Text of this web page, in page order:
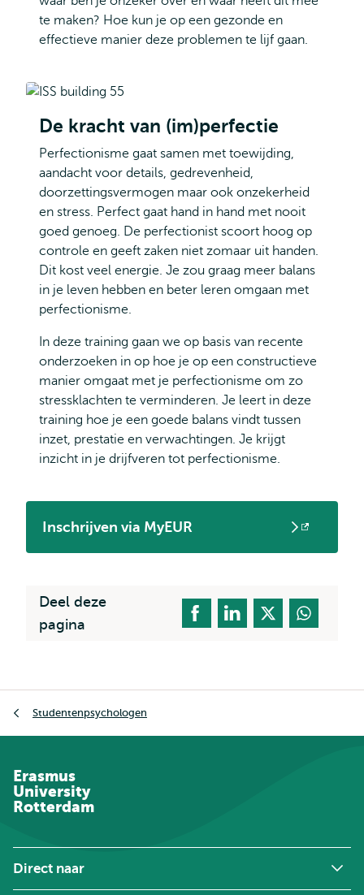
te maken? Hoe kun je op een gezonde en
effectieve manier deze problemen te lijf gaan.
De kracht van (im)perfectie
Perfectionisme gaat samen met toewijding,
aandacht voor details, gedrevenheid,
doorzettingsvermogen maar ook onzekerheid
en stress. Perfect gaat hand in hand met nooit
goed genoeg. De perfectionist scoort hoog op
controle en geeft zaken niet zomaar uit handen.
Dit kost veel energie. Je zou graag meer balans
in je leven hebben en beter leren omgaan met
perfectionisme.
In deze training gaan we op basis van recente
onderzoeken in op hoe je op een constructieve
manier omgaat met je perfectionisme om zo
stressklachten te verminderen. Je leert in deze
training hoe je een goede balans vindt tussen
inzet, prestatie en verwachtingen. Je krijgt
inzicht in je drijfveren tot perfectionisme.
Inschrijven via MyEUR
Opent
extern
Deel deze
pagina
Studentenpsychologen
Erasmus
University
Rotterdam
Direct naar